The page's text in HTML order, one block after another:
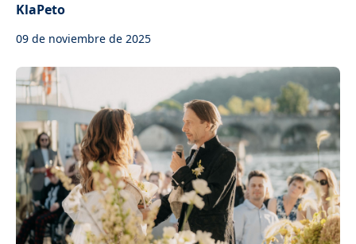
KlaPeto
09 de noviembre de 2025